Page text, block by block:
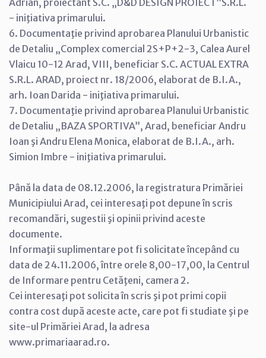
- iniţiativa primarului.
6. Documentaţie privind aprobarea Planului Urbanistic
de Detaliu „Complex comercial 2S+P+2-3, Calea Aurel
Vlaicu 10-12 Arad, VIII, beneficiar S.C. ACTUAL EXTRA
S.R.L. ARAD, proiect nr. 18/2006, elaborat de B.I.A.,
arh. Ioan Darida - iniţiativa primarului.
7. Documentaţie privind aprobarea Planului Urbanistic
de Detaliu „BAZA SPORTIVA”, Arad, beneficiar Andru
Ioan şi Andru Elena Monica, elaborat de B.I.A., arh.
Simion Imbre - iniţiativa primarului.
Până la data de 08.12.2006, la registratura Primăriei
Municipiului Arad, cei interesaţi pot depune în scris
recomandări, sugestii şi opinii privind aceste
documente.
Informaţii suplimentare pot fi solicitate începând cu
data de 24.11.2006, între orele 8,00-17,00, la Centrul
de Informare pentru Cetăţeni, camera 2.
Cei interesaţi pot solicita în scris şi pot primi copii
contra cost după aceste acte, care pot fi studiate şi pe
site-ul Primăriei Arad, la adresa
www.primariaarad.ro.